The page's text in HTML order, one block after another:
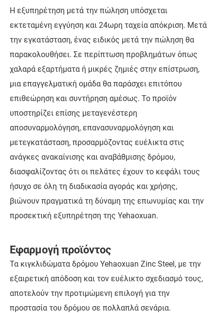
Η εξυπηρέτηση μετά την πώληση υπόσχεται
εκτεταμένη εγγύηση και 24ωρη ταχεία απόκριση. Μετά
την εγκατάσταση, ένας ειδικός μετά την πώληση θα
παρακολουθήσει. Σε περίπτωση προβλημάτων όπως
χαλαρά εξαρτήματα ή μικρές ζημιές στην επίστρωση,
μια επαγγελματική ομάδα θα παράσχει επιτόπου
επιθεώρηση και συντήρηση αμέσως. Το προϊόν
υποστηρίζει επίσης μεταγενέστερη
αποσυναρμολόγηση, επανασυναρμολόγηση και
μετεγκατάσταση, προσαρμόζοντας ευέλικτα στις
ανάγκες ανακαίνισης και αναβάθμισης δρόμου,
διασφαλίζοντας ότι οι πελάτες έχουν το κεφάλι τους
ήσυχο σε όλη τη διαδικασία αγοράς και χρήσης,
βιώνουν πραγματικά τη δύναμη της επωνυμίας και την
προσεκτική εξυπηρέτηση της Yehaoxuan.
Εφαρμογή προϊόντος
Τα κιγκλιδώματα δρόμου Yehaoxuan Zinc Steel, με την
εξαιρετική απόδοση και τον ευέλικτο σχεδιασμό τους,
αποτελούν την προτιμώμενη επιλογή για την
προστασία του δρόμου σε πολλαπλά σενάρια.